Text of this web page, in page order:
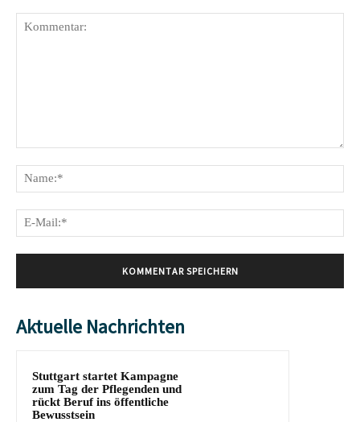
Aktuelle Nachrichten
Stuttgart startet Kampagne
zum Tag der Pflegenden und
rückt Beruf ins öffentliche
Bewusstsein